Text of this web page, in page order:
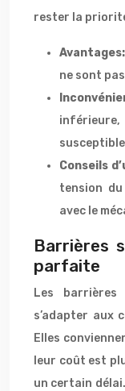
rester la
Avantages:
ne sont
Conseils
tension
avec le
Barrières
parfaite
Les
s’adapter aux
Elles
leur coût est
un certain